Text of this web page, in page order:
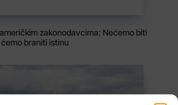
zakonodavcima: Nećemo biti
braniti istinu